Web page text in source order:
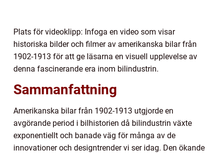
Plats för videoklipp: Infoga en video som visar
historiska bilder och filmer av amerikanska bilar från
1902-1913 för att ge läsarna en visuell upplevelse av
denna fascinerande era inom bilindustrin.
Sammanfattning
Amerikanska bilar från 1902-1913 utgjorde en
avgörande period i bilhistorien då bilindustrin växte
exponentiellt och banade väg för många av de
innovationer och designtrender vi ser idag. Den ökande